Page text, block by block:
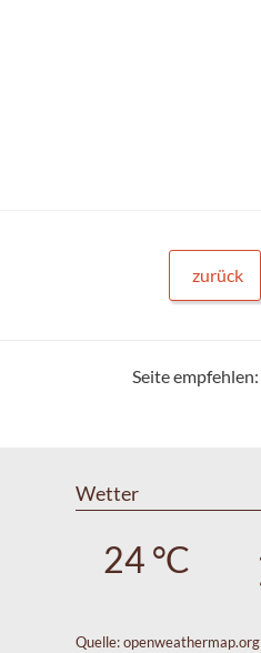
zurück
Seite empfehlen:
Wetter
24 °C
Quelle:openweathermap.org